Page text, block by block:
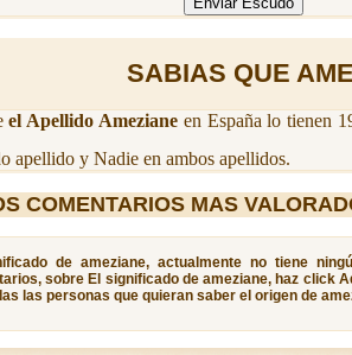
SABIAS QUE
el Apellido Amezianeen España lo tienen
apellido y Nadie en ambos apellidos.
COMENTARIOS MAS
de ameziane, actualmente no tiene
sobre El significado de ameziane, haz click
las personas que quieran saber el origen de